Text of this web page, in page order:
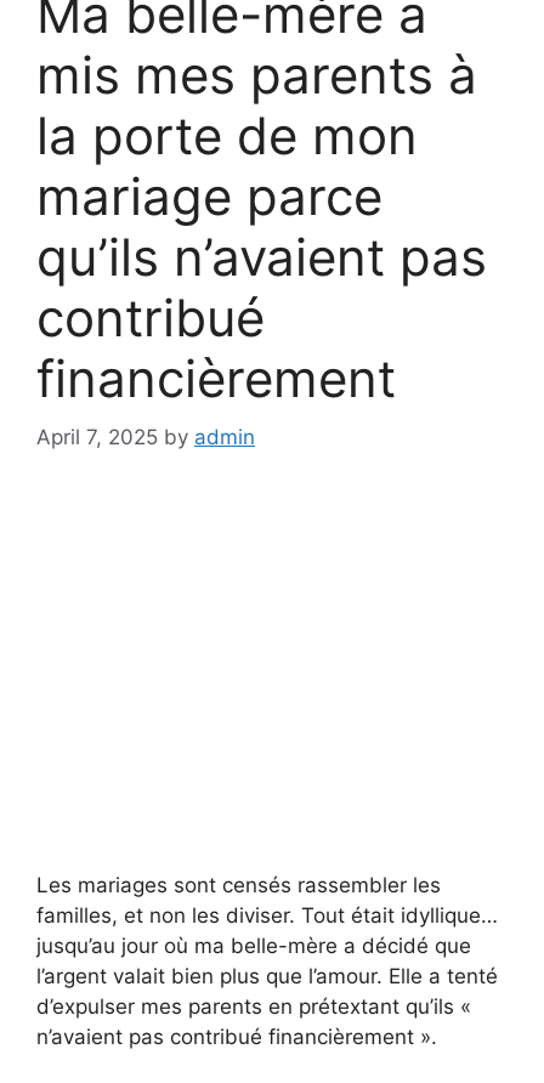
Ma belle-mère a
mis mes parents à
la porte de mon
mariage parce
qu’ils n’avaient pas
contribué
financièrement
April 7, 2025 by admin
Les mariages sont censés rassembler les
familles, et non les diviser. Tout était idyllique…
jusqu’au jour où ma belle-mère a décidé que
l’argent valait bien plus que l’amour. Elle a tenté
d’expulser mes parents en prétextant qu’ils «
n’avaient pas contribué financièrement ».